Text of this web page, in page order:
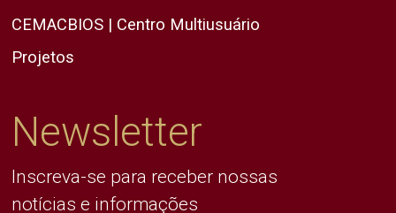
CEMACBIOS | Centro Multiusuário
Projetos
Newsletter
Inscreva-se para receber nossas
notícias e informações